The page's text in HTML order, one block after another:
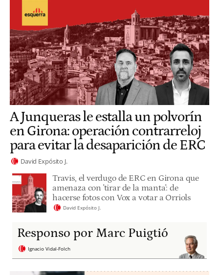
A Junqueras le estalla un polvorín
en Girona: operación contrarreloj
para evitar la desaparición de ERC
David Expósito J.
Travis, el verdugo de ERC en Girona que
amenaza con 'tirar de la manta': de
hacerse fotos con Vox a votar a Orriols
David Expósito J.
Responso por Marc Puigtió
Ignacio Vidal-Folch